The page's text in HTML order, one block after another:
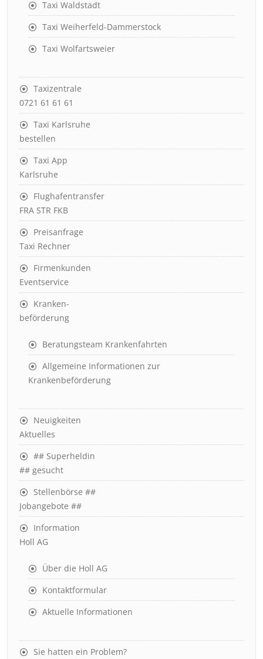
Taxi Waldstadt
Taxi Weiherfeld-Dammerstock
Taxi Wolfartsweier
Taxizentrale
0721 61 61 61
Taxi Karlsruhe
bestellen
Taxi App
Karlsruhe
Flughafentransfer
FRA STR FKB
Preisanfrage
Taxi Rechner
Firmenkunden
Eventservice
Kranken-
beförderung
Beratungsteam Krankenfahrten
Allgemeine Informationen zur
Krankenbeförderung
Neuigkeiten
Aktuelles
## Superheldin
## gesucht
Stellenbörse ##
Jobangebote ##
Information
Holl AG
Über die Holl AG
Kontaktformular
Aktuelle Informationen
Sie hatten ein Problem?